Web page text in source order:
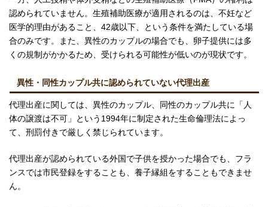
認められていません。生殖補助医療が適用されるのは、不妊など
医学的理由があること、42歳以下、という条件を満たしている場
合のみです。また、異性のカップルの場合でも、卵子提供には多
くの規制がかかるため、受けられる可能性が低いのが現状です。
異性・同性カップル共に認められていない代理出産
代理出産に関しては、異性のカップル、同性のカップル共に「人
体の譲渡は不可」という1994年に制定された生命倫理法によっ
て、刑罰付きで厳しく禁じられています。
代理出産が認められている外国で子供を授かった場合でも、フラ
ンスでは市民登録をすることも、養子縁組をすることもできませ
ん。